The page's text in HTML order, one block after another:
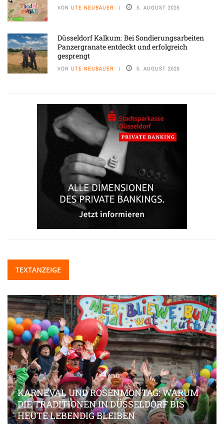
VON UTE NEUBAUER 5. AUGUST 2026
Düsseldorf Kalkum: Bei Sondierungsarbeiten
Panzergranate entdeckt und erfolgreich
gesprengt
VON UTE NEUBAUER 5. AUGUST 2026
TEXTANZEIGE
KARNEVAL UND ROSENMONTAG: WARUM
DIE TRADITIONEN IN DÜSSELDORF BIS
HEUTE LEBENDIG BLEIBEN